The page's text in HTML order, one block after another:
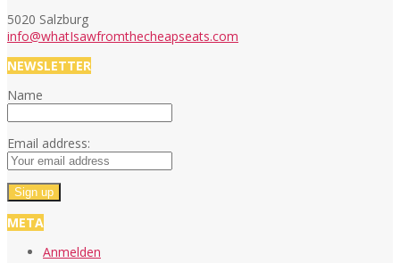
5020 Salzburg
info@whatIsawfromthecheapseats.com
NEWSLETTER
Name
Email address:
META
Anmelden